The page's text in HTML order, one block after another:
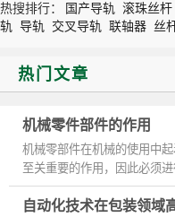
热搜排行：
国产导轨 滚珠丝杆
轨 导轨 交叉导轨 联轴器 丝
热门文章
机械零件部件的作用
机械零部件在机械的使用中
至关重要的作用，因此必须
定期的维护和维修，以提高
设备的性能，延长机械零部
自动化技术在包装领域